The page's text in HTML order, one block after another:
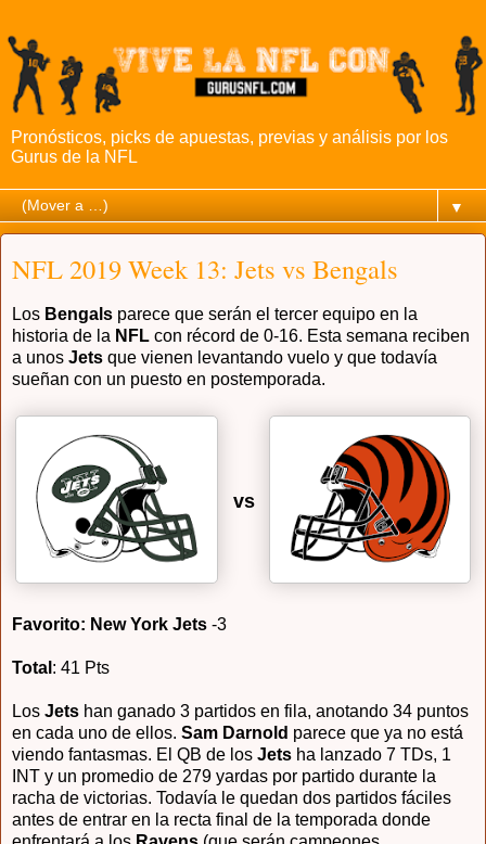
Pronósticos, picks de apuestas, previas y análisis por los
Gurus de la NFL
▼
NFL 2019 Week 13: Jets vs Bengals
Los Bengals parece que serán el tercer equipo en la
historia de la NFL con récord de 0-16. Esta semana reciben
a unos Jets que vienen levantando vuelo y que todavía
sueñan con un puesto en postemporada.
vs
Favorito: New York Jets -3
Total : 41 Pts
Los Jets han ganado 3 partidos en fila, anotando 34 puntos
en cada uno de ellos. Sam Darnold parece que ya no está
viendo fantasmas. El QB de los Jets ha lanzado 7 TDs, 1
INT y un promedio de 279 yardas por partido durante la
racha de victorias. Todavía le quedan dos partidos fáciles
antes de entrar en la recta final de la temporada donde